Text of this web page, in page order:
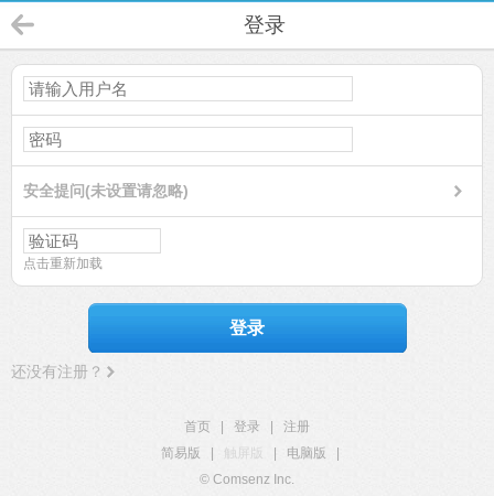
登录
安全提问(未设置请忽略)
点击重新加载
登录
还没有注册？
首页 登录
注册
简易版
触屏版 电脑版
© Comsenz Inc.